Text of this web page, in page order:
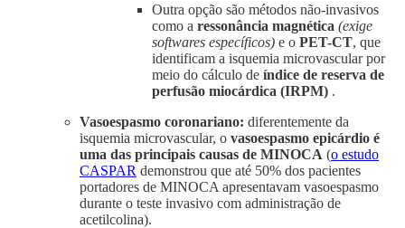
Outra opção são métodos não-invasivos
como a ressonância magnética (exige
softwares específicos) e o PET-CT, que
identificam a isquemia microvascular por
meio do cálculo de índice de reserva de
perfusão miocárdica (IRPM) .
Vasoespasmo coronariano: diferentemente da
isquemia microvascular, o vasoespasmo epicárdio é
uma das principais causas de MINOCA (o estudo
CASPAR demonstrou que até 50% dos pacientes
portadores de MINOCA apresentavam vasoespasmo
durante o teste invasivo com administração de
acetilcolina).